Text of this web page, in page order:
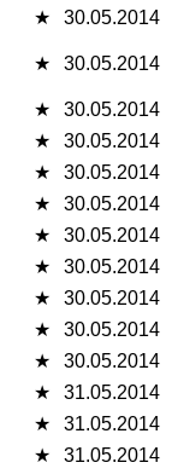
★
30.05.2014
★ 30.05.2014
★
30.05.2014
★
30.05.2014
★
30.05.2014
★
30.05.2014
★
30.05.2014
★
30.05.2014
★
30.05.2014
★
30.05.2014
★
30.05.2014
★
31.05.2014
★
31.05.2014
★
31.05.2014